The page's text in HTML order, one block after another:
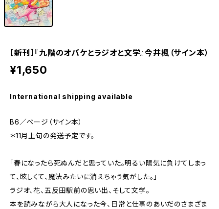
【新刊】『九階のオバケとラジオと文学』今井楓（サイン本）
¥1,650
International shipping available
B6／ページ（サイン本）
＊11月上旬の発送予定です。
「春になったら死ぬんだと思っていた。明るい陽気に負けてしまっ
て、眩しくて、魔法みたいに消えちゃう気がした。」
ラジオ、花、五反田駅前の思い出、そして文学。
本を読みながら大人になった今、日常と仕事のあいだのさまざま